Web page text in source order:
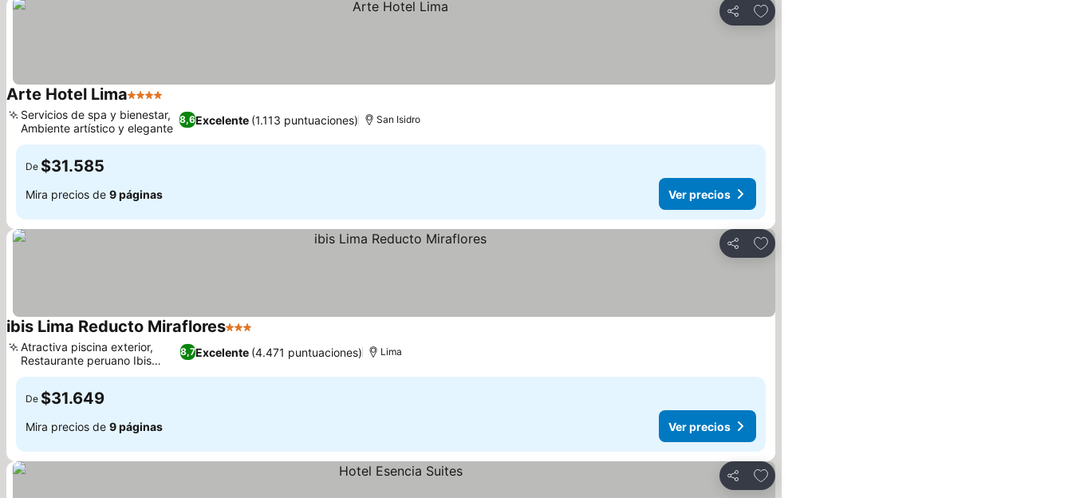
Compartir
Agregar a favoritos
Arte Hotel Lima4 Estrellas
8,6Excelente (1.113 puntuaciones)
Servicios de spa y bienestar,
Ambiente artístico y elegante
San Isidro
De $31.585
Mira precios de 9 páginas Ver precios
Compartir
Agregar a favoritos
ibis Lima Reducto Miraflores3 Estrellas
8,7Excelente (4.471 puntuaciones)
Atractiva piscina exterior,
Restaurante peruano Ibis
Kitchen
Lima
De $31.649
Mira precios de 9 páginas Ver precios
Compartir
Agregar a favoritos